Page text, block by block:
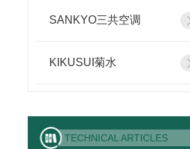
SANKYO三共空调
KIKUSUI菊水
TECHNICAL ARTICLES